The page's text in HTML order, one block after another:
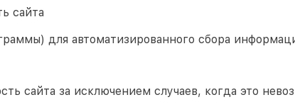
сайта
для автоматизированного сбора
сайта за исключением случаев, когда это